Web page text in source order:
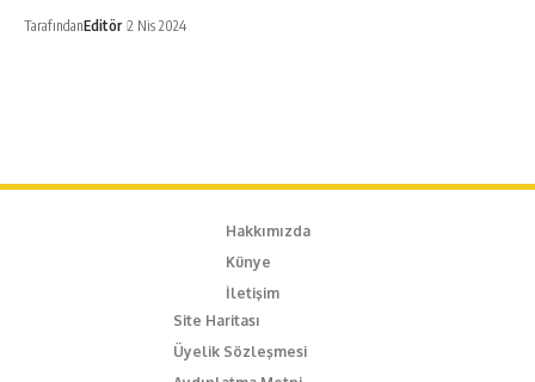
TarafındanEditör 2 Nis 2024
Hakkımızda
Künye
İletişim
Site Haritası
Üyelik Sözleşmesi